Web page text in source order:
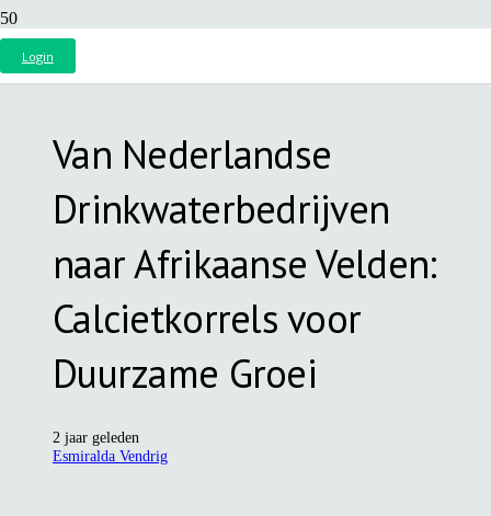
Login
Van Nederlandse
Drinkwaterbedrijven
naar Afrikaanse Velden:
Calcietkorrels voor
Duurzame Groei
2 jaar geleden
Esmiralda Vendrig